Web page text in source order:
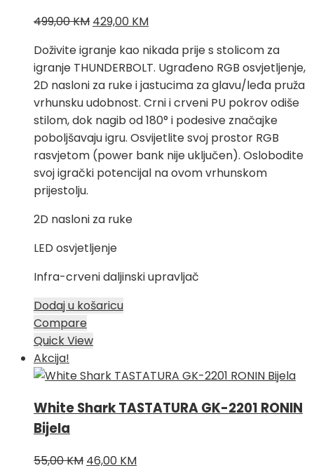
499,00KM Izvorna
bila
je:
499,00 KM.
429,00 KMTrenutna
je:
429,00 KM.
Doživite igranje kao nikada prije s stolicom za
igranje THUNDERBOLT. Ugrađeno RGB osvjetljenje,
2D nasloni za ruke i jastucima za glavu/leđa pruža
vrhunsku udobnost. Crni i crveni PU pokrov odiše
stilom, dok nagib od 180° i podesive značajke
poboljšavaju igru. Osvijetlite svoj prostor RGB
rasvjetom (power bank nije uključen). Oslobodite
svoj igrački potencijal na ovom vrhunskom
prijestolju.
2D nasloni za ruke
LED osvjetljenje
Infra-crveni daljinski upravljač
Dodaj u košaricu
Compare
Quick View
Akcija!
White Shark TASTATURA GK-2201 RONIN
Bijela
55,00KM Izvorna
46,00 KMTrenutna